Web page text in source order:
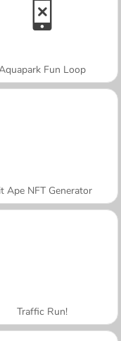
Fun Loop
Ape NFT Generator
Traffic Run!